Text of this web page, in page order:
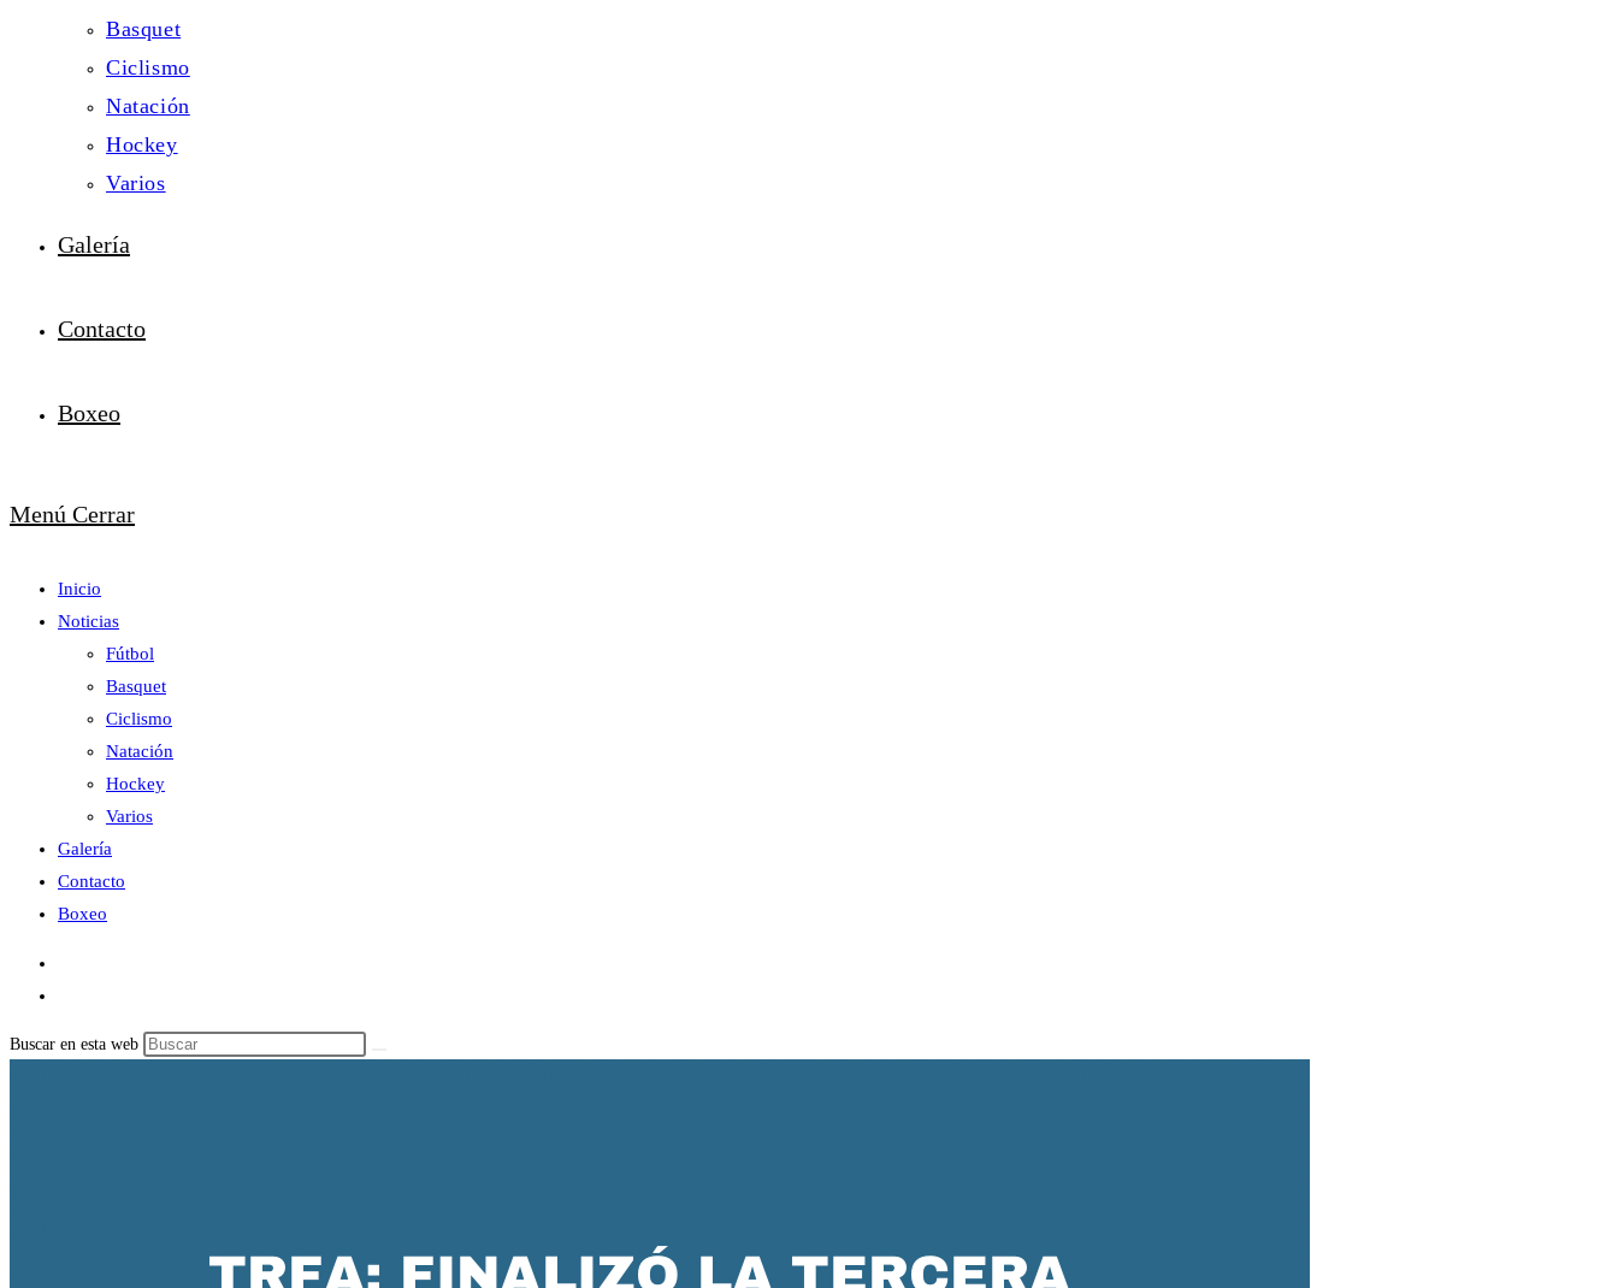
Basquet
Ciclismo
Natación
Hockey
Varios
Galería
Contacto
Boxeo
Menú Cerrar
Inicio
Noticias
Fútbol
Basquet
Ciclismo
Natación
Hockey
Varios
Galería
Contacto
Boxeo
Buscar en esta web